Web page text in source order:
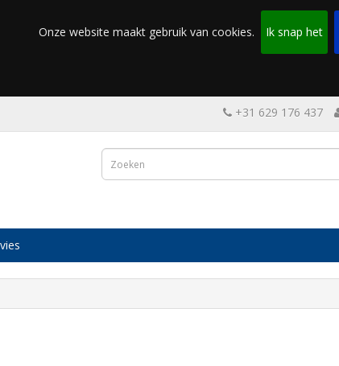
Onze website maakt gebruik van cookies. Ik snap het
+31 629 176 437